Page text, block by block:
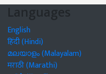
Languages
English
हिंदी (Hindi)
മലയാളം (Malayalam)
मराठी (Marathi)